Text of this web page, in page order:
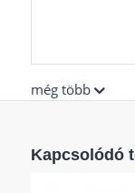
még több
Kapcsolódó